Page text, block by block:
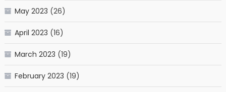
May 2023 (26)
April 2023 (16)
March 2023 (19)
February 2023 (19)